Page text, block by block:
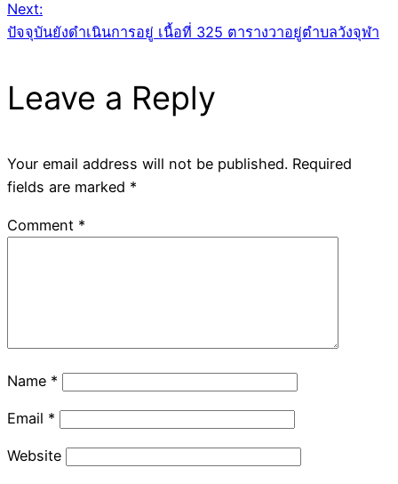
Next:
ปัจจุบันยังดำเนินการอยู่ เนื้อที่ 325 ตารางวาอยู่ตำบลวังจุฬา
Leave a Reply
Your email address will not be published. Required
fields are marked *
Comment *
Name *
Email *
Website